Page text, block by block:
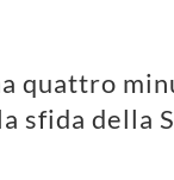
quattro
sfida della